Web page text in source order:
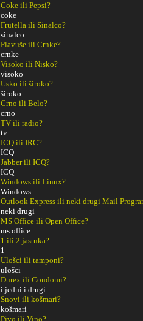
Coke ili Pepsi?
coke
Frutella ili Sinalco?
sinalco
Plavuše ili Crnke?
crnke
Visoko ili Nisko?
visoko
Usko ili široko?
široko
Crno ili Belo?
crno
TV ili radio?
tv
ICQ ili IRC?
ICQ
Jabber ili ICQ?
ICQ
Windows ili Linux?
Windows
Outlook Express ili neki drugi Mail
neki drugi
MS Office ili Open Office?
ms office
1 ili 2 jastuka?
1
Ulošci ili tamponi?
ulošci
Durex ili Condomi?
i jedni i drugi.
Snovi ili košmari?
košmari
Pivo ili Vino?